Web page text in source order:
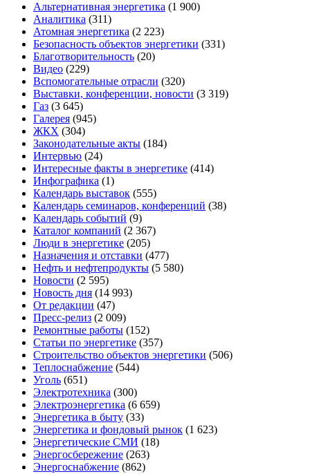
Альтернативная энергетика (1 900)
Аналитика (311)
Атомная энергетика (2 223)
Безопасность объектов энергетики (331)
Благотворительность (20)
Видео (229)
Вспомогательные отрасли (320)
Выставки, конференции, новости (3 319)
Газ (3 645)
Галерея (945)
ЖКХ (304)
Законодательные акты (184)
Интервью (24)
Интересные факты в энергетике (414)
Инфографика (1)
Календарь выставок (555)
Календарь семинаров, конференций (38)
Календарь событий (9)
Каталог компаний (2 367)
Люди в энергетике (205)
Назначения и отставки (477)
Нефть и нефтепродукты (5 580)
Новости (2 595)
Новость дня (14 993)
От редакции (47)
Пресс-релиз (2 009)
Ремонтные работы (152)
Статьи по энергетике (357)
Строительство объектов энергетики (506)
Теплоснабжение (544)
Уголь (651)
Электротехника (300)
Электроэнергетика (6 659)
Энергетика в быту (33)
Энергетика и фондовый рынок (1 623)
Энергетические СМИ (18)
Энергосбережение (263)
Энергоснабжение (862)